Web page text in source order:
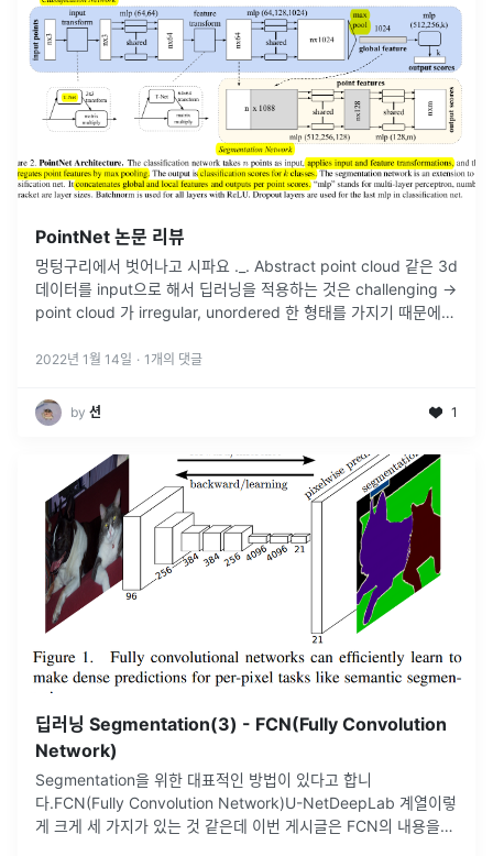
PointNet 논문 리뷰
멍텅구리에서 벗어나고 시파요 ._. Abstract point cloud 같은 3d
데이터를 input으로 해서 딥러닝을 적용하는 것은 challenging →
point cloud 가 irregular, unordered 한 형태를 가지기 때문에.
2022년 1월 14일 · 1 개의 댓글
by 션 1
딥러닝 Segmentation(3) - FCN(Fully Convolution
Network)
Segmentation을 위한 대표적인 방법이 있다고 합니
다.FCN(Fully Convolution Network)U-NetDeepLab 계열이렇
게 크게 세 가지가 있는 것 같은데 이번 게시글은 FCN의 내용을